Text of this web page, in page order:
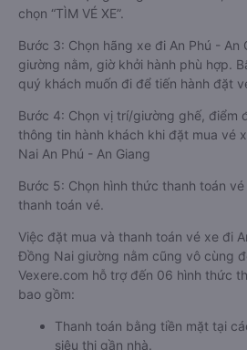
Bước 1: Truy cập vào website Vexere
Bước 2: Chọn giường nằm điểm đi,
chọn “TÌM VÉ XE”.
Bước 3: Chọn hãng xe đi An Phú - An
giường nằm, giờ khởi hành phù hợp.
quý khách muốn đi để tiến hành đặt vé.
Bước 4: Chọn vị trí/giường ghế, điểm
thông tin hành khách khi đặt mua vé
Bước 5: Chọn hình thức thanh toán vé
thanh toán vé.
Việc đặt mua và thanh toán vé xe đi
Đồng Nai giường nằm cũng vô cùng
Vexere.com hỗ trợ đến 06 hình thức